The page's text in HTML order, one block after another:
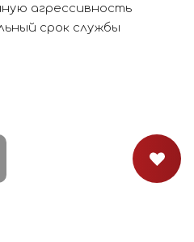
агрессивность
срок службы